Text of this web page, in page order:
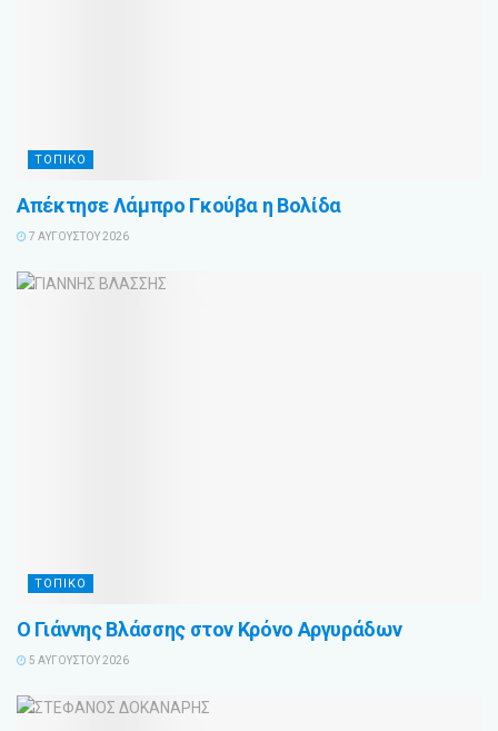
ΤΟΠΙΚΟ
Απέκτησε Λάμπρο Γκούβα η Βολίδα
7 ΑΥΓΟΎΣΤΟΥ 2026
ΤΟΠΙΚΟ
Ο Γιάννης Βλάσσης στον Κρόνο Αργυράδων
5 ΑΥΓΟΎΣΤΟΥ 2026